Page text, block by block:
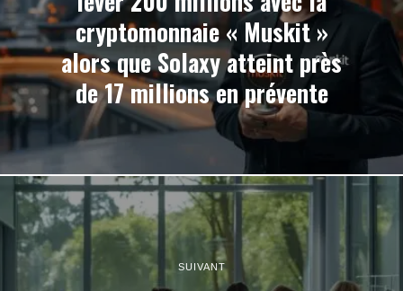
cryptomonnaie « Muskit »
alors que Solaxy atteint près
de 17 millions en prévente
SUIVANT